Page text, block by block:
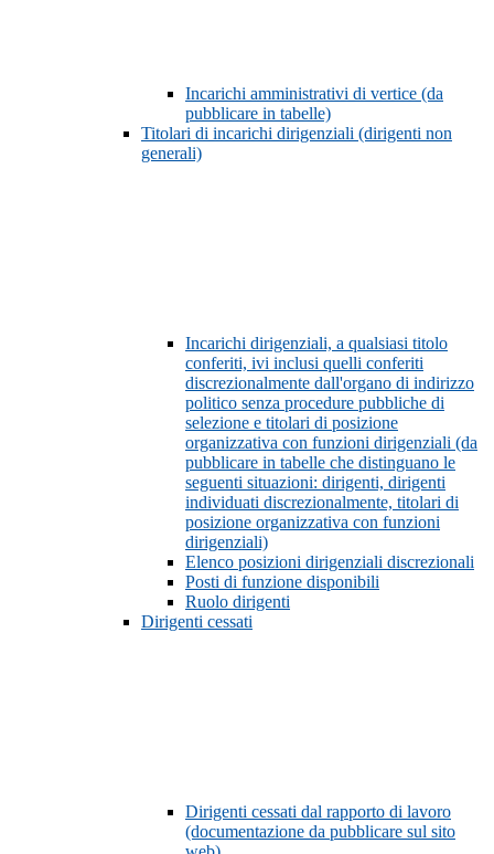
Incarichi amministrativi di vertice (da
pubblicare in tabelle)
Titolari di incarichi dirigenziali (dirigenti non
generali)
Incarichi dirigenziali, a qualsiasi titolo
conferiti, ivi inclusi quelli conferiti
discrezionalmente dall'organo di indirizzo
politico senza procedure pubbliche di
selezione e titolari di posizione
organizzativa con funzioni dirigenziali (da
pubblicare in tabelle che distinguano le
seguenti situazioni: dirigenti, dirigenti
individuati discrezionalmente, titolari di
posizione organizzativa con funzioni
dirigenziali)
Elenco posizioni dirigenziali discrezionali
Posti di funzione disponibili
Ruolo dirigenti
Dirigenti cessati
Dirigenti cessati dal rapporto di lavoro
(documentazione da pubblicare sul sito